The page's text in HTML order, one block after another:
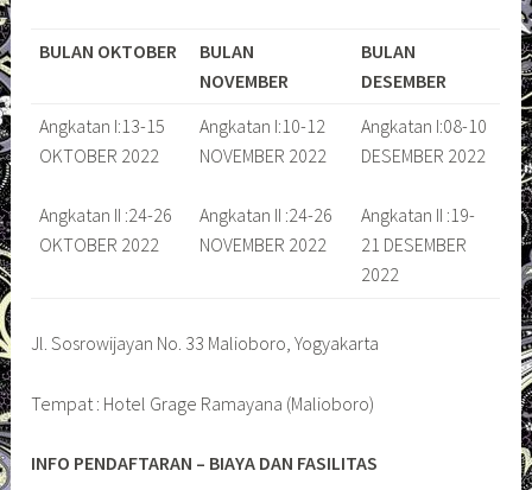
BULAN OKTOBER
BULAN
NOVEMBER
BULAN
DESEMBER
Angkatan I:13-15
OKTOBER 2022
Angkatan II :24-26
OKTOBER 2022
Angkatan I:10-12
NOVEMBER 2022
Angkatan II :24-26
NOVEMBER 2022
Angkatan I:08-10
DESEMBER 2022
Angkatan II :19-
21 DESEMBER
2022
Jl. Sosrowijayan No. 33 Malioboro, Yogyakarta
Tempat : Hotel Grage Ramayana (Malioboro)
INFO PENDAFTARAN – BIAYA DAN FASILITAS